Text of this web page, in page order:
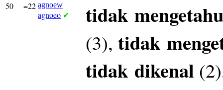
50 =22 agnoew
agnoeo ✔ tidak
(3), tidak
tidak dikenal